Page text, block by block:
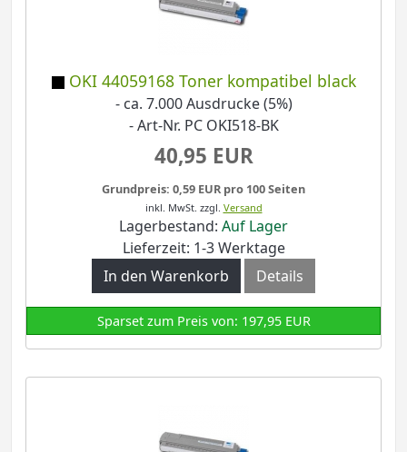
OKI 44059168 Toner kompatibel black
- ca. 7.000 Ausdrucke (5%)
- Art-Nr. PC OKI518-BK
40,95 EUR
Grundpreis: 0,59 EUR pro 100 Seiten
inkl. MwSt. zzgl. Versand
Lagerbestand: Auf Lager
Lieferzeit: 1-3 Werktage
In den Warenkorb
Details
Sparset zum Preis von: 197,95 EUR